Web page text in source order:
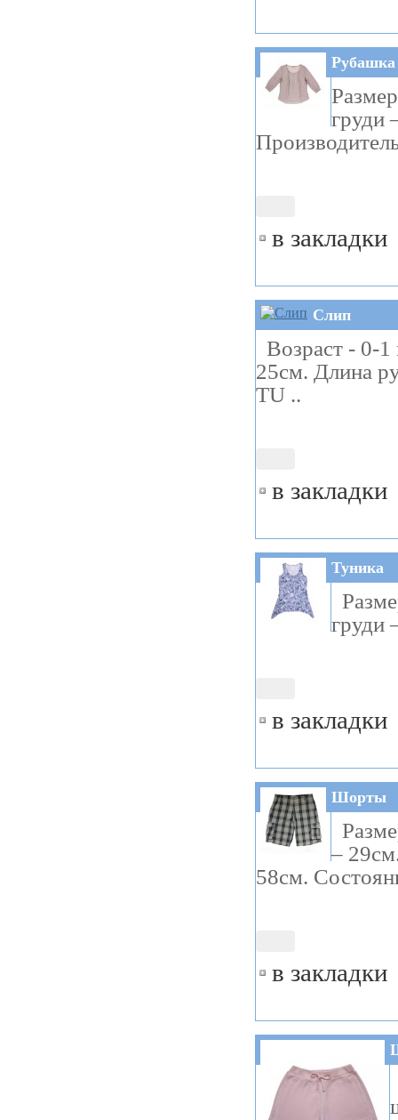
Рубашка
груди
в закладки
Слип
Возраст - 0-
25см. Длина
TU ..
в закладки
Туника
груди
в закладки
Шорты
–
58см.
в закладки